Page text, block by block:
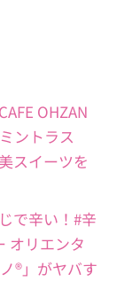
OHZAN
ントラス
スイーツを
で辛い！#辛
オリエンタ
®」がヤバす